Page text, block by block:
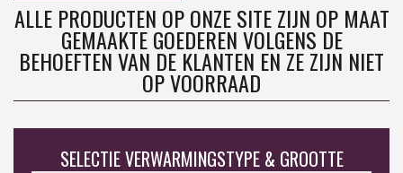
ALLE PRODUCTEN OP ONZE SITE ZIJN OP MAAT
GEMAAKTE GOEDEREN VOLGENS DE
BEHOEFTEN VAN DE KLANTEN EN ZE ZIJN NIET
OP VOORRAAD
SELECTIE VERWARMINGSTYPE & GROOTTE